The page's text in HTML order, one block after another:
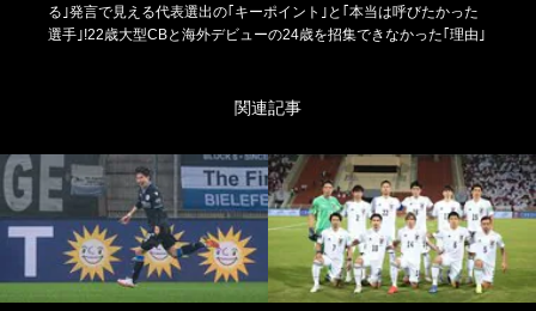
る｣発言で見える代表選出の｢キーポイント｣と｢本当は呼びたかった
選手｣!22歳大型CBと海外デビューの24歳を招集できなかった｢理由｣
関連記事